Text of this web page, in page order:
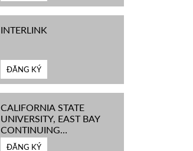
INTERLINK
ĐĂNG KÝ
CALIFORNIA STATE
UNIVERSITY, EAST BAY
CONTINUING
EDUCATION
ĐĂNG KÝ